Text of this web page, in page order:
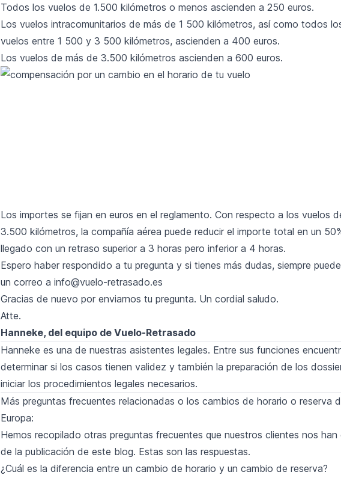
Todos los vuelos de 1.500 kilómetros o menos ascienden a 250 euros.
Los vuelos intracomunitarios de más de 1 500 kilómetros, así como todos
vuelos entre 1 500 y 3 500 kilómetros, ascienden a 400 euros.
Los vuelos de más de 3.500 kilómetros ascienden a 600 euros.
Los importes se fijan en euros en el reglamento. Con respecto a los vuelos
3.500 kilómetros, la compañía aérea puede reducir el importe total en un
llegado con un retraso superior a 3 horas pero inferior a 4 horas.
Espero haber respondido a tu pregunta y si tienes más dudas, siempre
un correo a info@vuelo-retrasado.es
Gracias de nuevo por enviarnos tu pregunta. Un cordial saludo.
Atte.
Hanneke, del equipo de Vuelo-Retrasado
Hanneke es una de nuestras asistentes legales. Entre sus funciones
determinar si los casos tienen validez y también la preparación de los
iniciar los procedimientos legales necesarios.
Más preguntas frecuentes relacionadas o los cambios de horario o reserva
Europa:
Hemos recopilado otras preguntas frecuentes que nuestros clientes nos han
de la publicación de este blog. Estas son las respuestas.
¿Cuál es la diferencia entre un cambio de horario y un cambio de reserva?